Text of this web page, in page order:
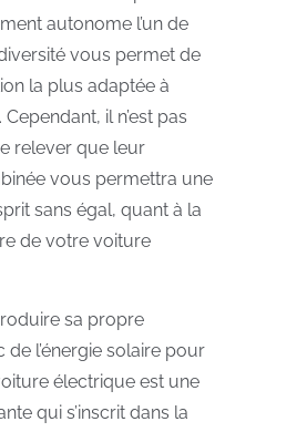
autonome l’un de
vous permet de
la plus adaptée à
il n’est pas
relever que leur
vous permettra une
sans égal, quant à la
de votre voiture
sa propre
de l’énergie solaire pour
électrique est une
qui s’inscrit dans la